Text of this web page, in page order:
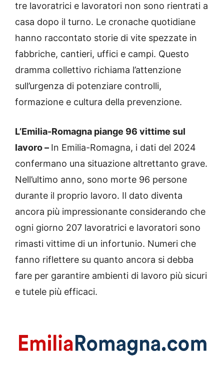
tre lavoratrici e lavoratori non sono rientrati a
casa dopo il turno. Le cronache quotidiane
hanno raccontato storie di vite spezzate in
fabbriche, cantieri, uffici e campi. Questo
dramma collettivo richiama l’attenzione
sull’urgenza di potenziare controlli,
formazione e cultura della prevenzione.
L’Emilia-Romagna piange 96 vittime sul
lavoro – In Emilia-Romagna, i dati del 2024
confermano una situazione altrettanto grave.
Nell’ultimo anno, sono morte 96 persone
durante il proprio lavoro. Il dato diventa
ancora più impressionante considerando che
ogni giorno 207 lavoratrici e lavoratori sono
rimasti vittime di un infortunio. Numeri che
fanno riflettere su quanto ancora si debba
fare per garantire ambienti di lavoro più sicuri
e tutele più efficaci.